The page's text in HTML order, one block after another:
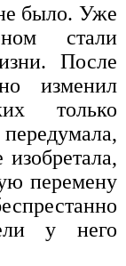
было. Уже
стали
После
изменил
только
перемену
у него